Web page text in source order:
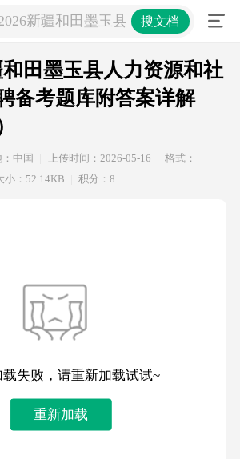
新疆和田墨玉县人力资源和社会
搜文档
和田墨玉县人力资源和社
备考题库附答案详解
：中国 上传时间：2026-05-16
格式：
小：52.14KB 积分：8
失败，请重新加载试试~
重新加载